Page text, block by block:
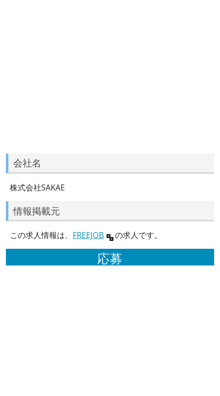
会社名
株式会社SAKAE
情報掲載元
この求人情報は、 FREEJOB の求人です。
応募